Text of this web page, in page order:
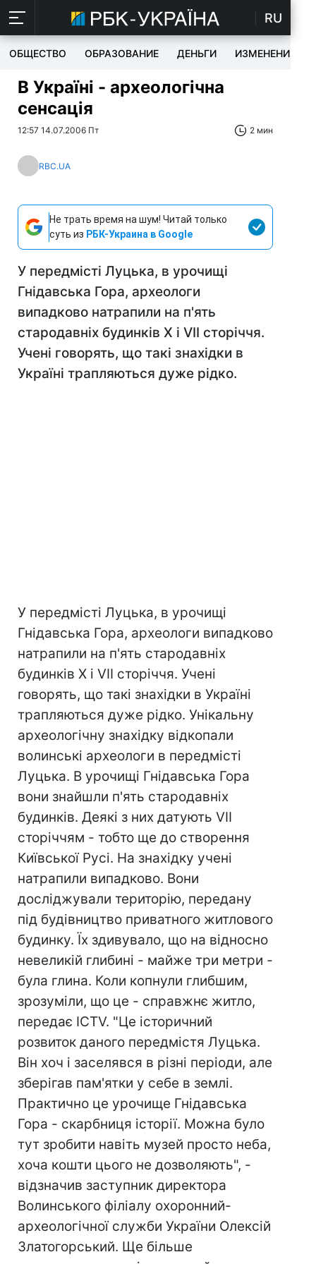
RU
ОБЩЕСТВО ОБРАЗОВАНИЕ ДЕНЬГИ ИЗМЕНЕНИЯ
В Україні - археологічна
сенсація
12:57 14.07.2006 Пт 2 мин
RBC.UA
Не трать время на шум! Читай только
суть из РБК-Украина в Google
У передмісті Луцька, в урочищі
Гнідавська Гора, археологи
випадково натрапили на п'ять
стародавніх будинків Х і VII сторіччя.
Учені говорять, що такі знахідки в
Україні трапляються дуже рідко.
У передмісті Луцька, в урочищі
Гнідавська Гора, археологи випадково
натрапили на п'ять стародавніх
будинків Х і VII сторіччя. Учені
говорять, що такі знахідки в Україні
трапляються дуже рідко. Унікальну
археологічну знахідку відкопали
волинські археологи в передмісті
Луцька. В урочищі Гнідавська Гора
вони знайшли п'ять стародавніх
будинків. Деякі з них датують VII
сторіччям - тобто ще до створення
Київської Русі. На знахідку учені
натрапили випадково. Вони
досліджували територію, передану
під будівництво приватного житлового
будинку. Їх здивувало, що на відносно
невеликій глибині - майже три метри -
була глина. Коли копнули глибшим,
зрозуміли, що це - справжнє житло,
передає ICTV. "Це історичний
розвиток даного передмістя Луцька.
Він хоч і заселявся в різні періоди, але
зберігав пам'ятки у себе в землі.
Практично це урочище Гнідавська
Гора - скарбниця історії. Можна було
тут зробити навіть музей просто неба,
хоча кошти цього не дозволяють", -
відзначив заступник директора
Волинського філіалу охоронний-
археологічної служби України Олексій
Златогорський. Ще більше